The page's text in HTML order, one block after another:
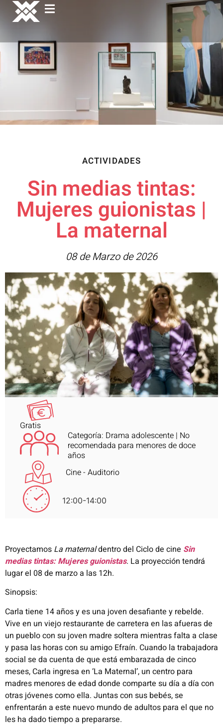
ACTIVIDADES
Sin medias tintas:
Mujeres guionistas |
La maternal
08 de Marzo de 2026
Gratis
Categoría: Drama adolescente | No
recomendada para menores de doce
años
Cine - Auditorio
12:00-14:00
Proyectamos La maternaldentro del Ciclo de cine Sin
medias tintas: Mujeres guionistas. La proyección tendrá
lugar el 08 de marzo a las 12h.
Sinopsis:
Carla tiene 14 años y es una joven desafiante y rebelde.
Vive en un viejo restaurante de carretera en las afueras de
un pueblo con su joven madre soltera mientras falta a clase
y pasa las horas con su amigo Efraín. Cuando la trabajadora
social se da cuenta de que está embarazada de cinco
meses, Carla ingresa en ‘La Maternal’, un centro para
madres menores de edad donde comparte su día a día con
otras jóvenes como ella. Juntas con sus bebés, se
enfrentarán a este nuevo mundo de adultos para el que no
les ha dado tiempo a prepararse.